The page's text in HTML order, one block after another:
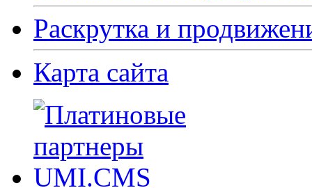
Раскрутка и
Карта сайта